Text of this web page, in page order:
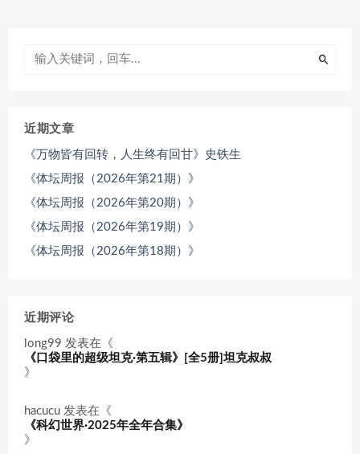
近期文章
《万物皆有回转，人生终有回甘》史铁生
《体坛周报（2026年第21期）》
《体坛周报（2026年第20期）》
《体坛周报（2026年第19期）》
《体坛周报（2026年第18期）》
近期评论
long99 发表在《
《口袋里的超级坦克·第五辑》[全5册]坦克叔叔
》
hacucu 发表在《
《科幻世界·2025年全年合集》
》